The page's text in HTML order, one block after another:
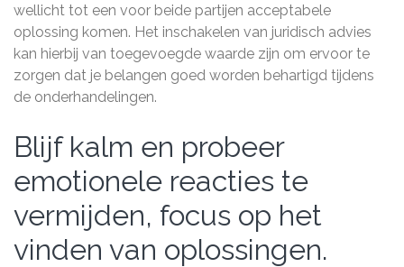
wellicht tot een voor beide partijen acceptabele
oplossing komen. Het inschakelen van juridisch advies
kan hierbij van toegevoegde waarde zijn om ervoor te
zorgen dat je belangen goed worden behartigd tijdens
de onderhandelingen.
Blijf kalm en probeer
emotionele reacties te
vermijden, focus op het
vinden van oplossingen.